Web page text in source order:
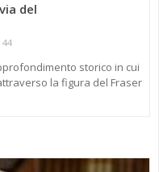
del
44
storico in cui
la figura del Fraser